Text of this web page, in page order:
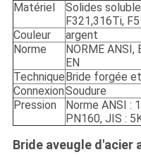
Matériel
Solides
F321,316Ti,
Couleur
argent
Norme
NORME ANSI,
EN
Technique Bride forgée
ConnexionSoudure
Pression
Norme ANSI :
PN160, JIS :
Bride aveugle d'acier